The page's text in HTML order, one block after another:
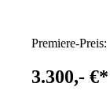
Premiere-Preis:
3.300,- €*